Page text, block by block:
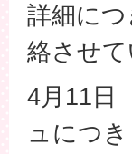
詳細に
絡させて
4月11日
ュにつ